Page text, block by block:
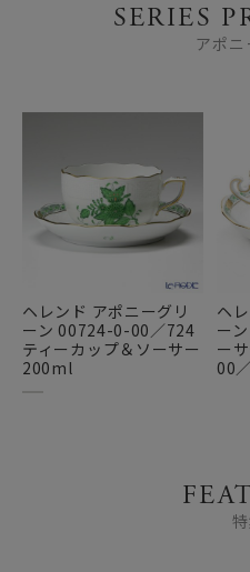
SERIES
アポ
ヘレンド アポニーグリ
ーン 00724-0-00／724
ティーカップ＆ソーサー
200ml
ヘ
ー
ー
00